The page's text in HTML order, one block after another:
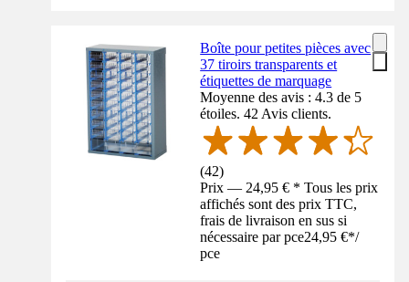
Boîte pour petites pièces avec
37 tiroirs transparents et
étiquettes de marquage
Moyenne des avis : 4.3 de 5
étoiles. 42 Avis clients.
(42)
Prix — 24,95 € * Tous les prix
affichés sont des prix TTC,
frais de livraison en sus si
nécessaire par pce24,95 €*/
pce